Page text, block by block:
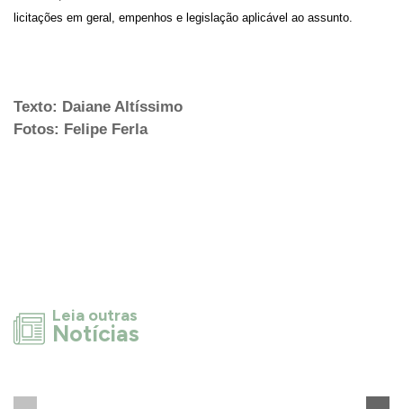
licitações em geral, empenhos e legislação aplicável ao assunto.
Texto: Daiane Altíssimo
Fotos: Felipe Ferla
Leia outras
Notícias